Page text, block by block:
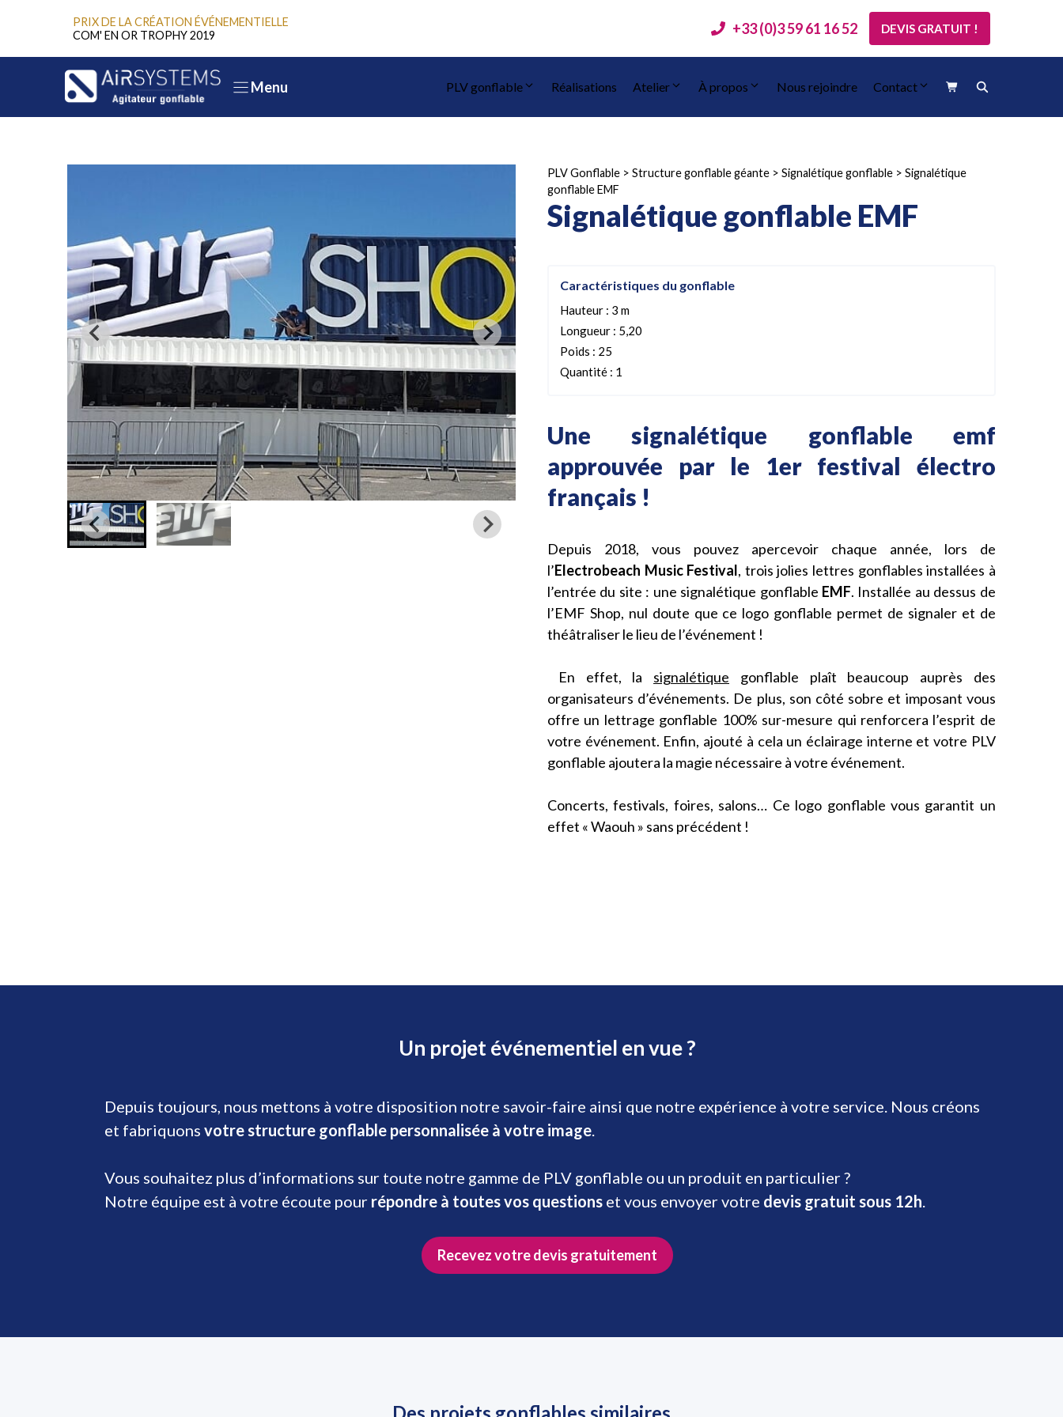
PRIX DE LA CRÉATION ÉVÉNEMENTIELLE
COM' EN OR TROPHY 2019
+33 (0)3 59 61 16 52 DEVIS GRATUIT !
Menu PLV gonflable Réalisations Atelier À propos Nous rejoindre Contact
PLV Gonflable > Structure gonflable géante > Signalétique gonflable > Signalétique
gonflable EMF
Signalétique gonflable EMF
Caractéristiques du gonflable
Hauteur : 3 m
Longueur : 5,20
Poids : 25
Quantité : 1
Une signalétique gonflable emf
approuvée par le 1er festival électro
français !
Depuis 2018, vous pouvez apercevoir chaque année, lors de
l’Electrobeach Music Festival, trois jolies lettres gonflables installées à
l’entrée du site : une signalétique gonflable EMF. Installée au dessus de
l’EMF Shop, nul doute que ce logo gonflable permet de signaler et de
théâtraliser le lieu de l’événement !
En effet, la signalétique gonflable plaît beaucoup auprès des
organisateurs d’événements. De plus, son côté sobre et imposant vous
offre un lettrage gonflable 100% sur-mesure qui renforcera l’esprit de
votre événement. Enfin, ajouté à cela un éclairage interne et votre PLV
gonflable ajoutera la magie nécessaire à votre événement.
Concerts, festivals, foires, salons… Ce logo gonflable vous garantit un
effet « Waouh » sans précédent !
Un projet événementiel en vue ?
Depuis toujours, nous mettons à votre disposition notre savoir-faire ainsi que notre expérience à votre service. Nous créons
et fabriquons votre structure gonflable personnalisée à votre image.
Vous souhaitez plus d’informations sur toute notre gamme de PLV gonflable ou un produit en particulier ?
Notre équipe est à votre écoute pour répondre à toutes vos questions et vous envoyer votre devis gratuit sous 12h.
Recevez votre devis gratuitement